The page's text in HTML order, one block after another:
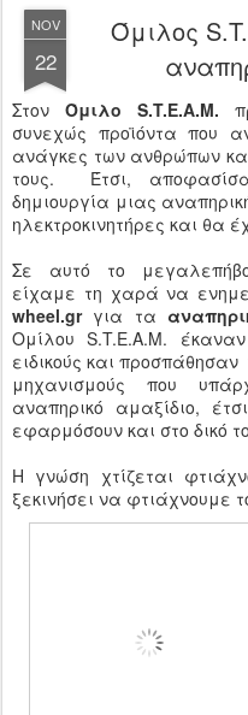
NOV
22
Όμιλος
Στον Όμιλο S.T.E.A.M.
συνεχώς προϊόντα που
ανάγκες των ανθρώπων
τους. Έτσι,
δημιουργία μιας
ηλεκτροκινητήρες και θα
Σε αυτό το
είχαμε τη χαρά να
wheel.grγια τα
Ομίλου S.T.E.A.M.
ειδικούς και
μηχανισμούς που
αναπηρικό αμαξίδιο,
εφαρμόσουν και στο δικό
Η γνώση χτίζεται
ξεκινήσει να φτιάχνουμε